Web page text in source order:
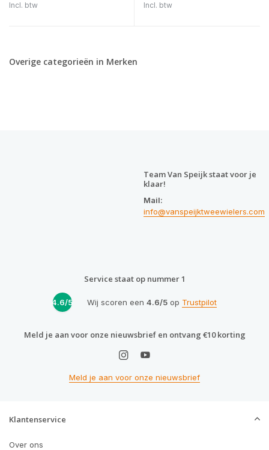
Incl. btw Incl. btw
Overige categorieën in Merken
Team Van Speijk staat voor je
klaar!
Mail:
info@vanspeijktweewielers.com
Service staat op nummer 1
4.6/5 Wij scoren een 4.6/5op Trustpilot
Meld je aan voor onze nieuwsbrief en ontvang €10 korting
Meld je aan voor onze nieuwsbrief
Klantenservice
Over ons